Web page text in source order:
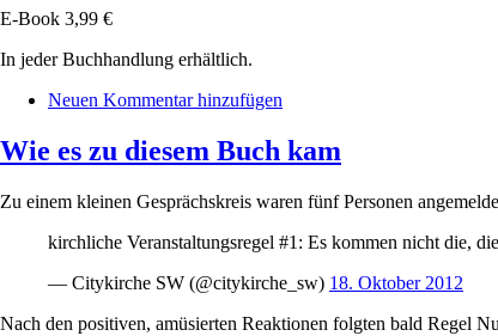
E-Book 3,99 €
In jeder Buchhandlung erhältlich.
Neuen Kommentar hinzufügen
Wie es zu diesem Buch kam
Zu einem kleinen Gesprächskreis waren fünf Personen
kirchliche Veranstaltungsregel #1: Es kommen nicht die,
— Citykirche SW (@citykirche_sw) 18. Oktober 2012
Nach den positiven, amüsierten Reaktionen folgten bald Regel